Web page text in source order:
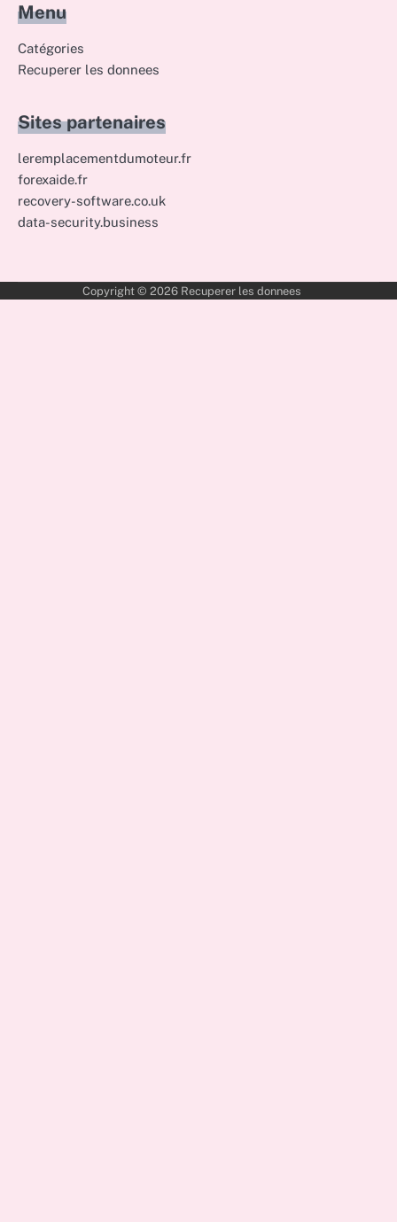
Menu
Catégories
Recuperer les donnees
Sites partenaires
leremplacementdumoteur.fr
forexaide.fr
recovery-software.co.uk
data-security.business
Copyright © 2026 Recuperer les donnees